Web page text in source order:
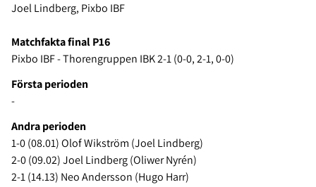
Joel Lindberg, Pixbo IBF
Matchfakta final P16
Pixbo IBF - Thorengruppen IBK 2-1 (0-0, 2-1, 0-0)
Första perioden
-
Andra perioden
1-0 (08.01) Olof Wikström (Joel Lindberg)
2-0 (09.02) Joel Lindberg (Oliwer Nyrén)
2-1 (14.13) Neo Andersson (Hugo Harr)